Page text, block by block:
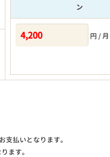
ン
円 / 月
支払いとなります。
ます。